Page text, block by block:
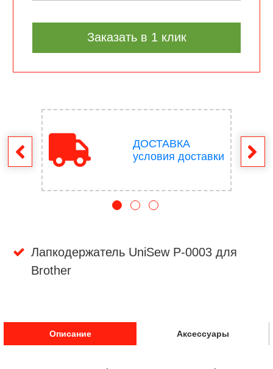
Заказать в 1 клик
ДОСТАВКА
условия доставки
Лапкодержатель UniSew P-0003 для
Brother
Описание Аксессуары